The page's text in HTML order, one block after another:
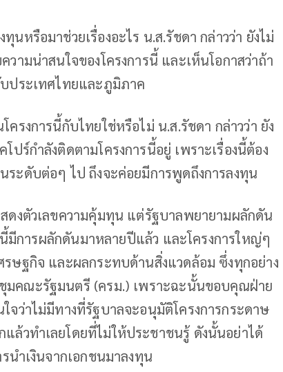
หรือมาช่วยเรื่องอะไร น.ส.รัชดา กล่าวว่า ยังไม่
ามน่าสนใจของโครงการนี้ และเห็นโอกาสว่าถ้า
บประเทศไทยและภูมิภาค
รงการนี้กับไทยใช่หรือไม่ น.ส.รัชดา กล่าวว่า ยัง
ปร์กำลังติดตามโครงการนี้อยู่ เพราะเรื่องนี้ต้อง
ระดับต่อๆ ไป ถึงจะค่อยมีการพูดถึงการลงทุน
ดงตัวเลขความคุ้มทุน แต่รัฐบาลพยายามผลักดัน
นี้มีการผลักดันมาหลายปีแล้ว และโครงการใหญ่ๆ
รษฐกิจ และผลกระทบด้านสิ่งแวดล้อม ซึ่งทุกอย่าง
มคณะรัฐมนตรี (ครม.) เพราะฉะนั้นขอบคุณฝ่าย
จว่าไม่มีทางที่รัฐบาลจะอนุมัติโครงการกระดาษ
ล้วทำเลยโดยที่ไม่ให้ประชาชนรู้ ดังนั้นอย่าได้
นำเงินจากเอกชนมาลงทุน